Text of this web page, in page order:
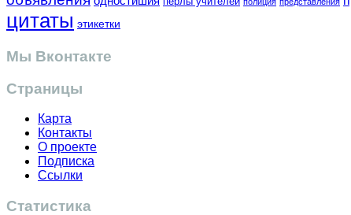
цитаты этикетки
Мы Вконтакте
Страницы
Карта
Контакты
О проекте
Подписка
Ссылки
Статистика